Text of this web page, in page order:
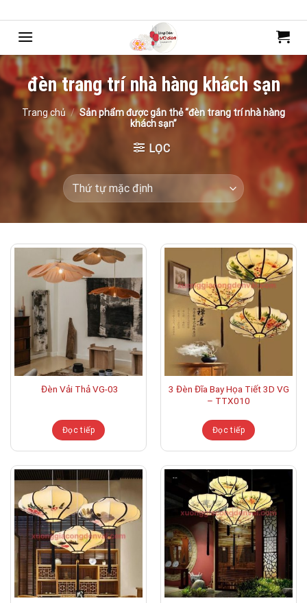
qua
dung
đèn trang trí nhà hàng khách sạn
Trang chủ / Sản phẩm được gắn thẻ “đèn trang trí nhà hàng
khách sạn”
LỌC
Đèn Vải Thả VG-03
Đọc tiếp
3 Đèn Đĩa Bay Họa Tiết 3D VG
– TTX010
Đọc tiếp